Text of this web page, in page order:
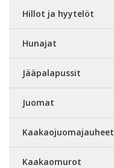
Hillot ja hyytelöt
Hunajat
Jääpalapussit
Juomat
Kaakaojuomajauheet
Kaakaomurot